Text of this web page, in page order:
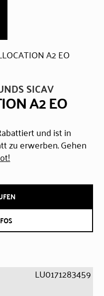
A2 EO
SICAV
A2 EO
und ist in
zu erwerben. Gehen
LU0171283459